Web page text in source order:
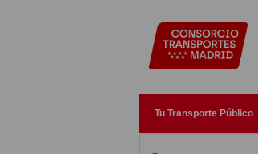
Tu Transporte Público